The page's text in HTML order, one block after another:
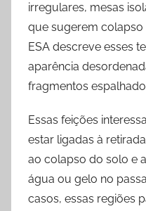
irregulares, mesas
que sugerem colapso
ESA descreve esses
aparência
fragmentos
Essas feições
estar ligadas à
ao colapso do solo e
água ou gelo no
casos, essas regiões